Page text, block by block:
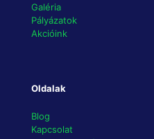
Galéria
Pályázatok
Akcióink
Oldalak
Blog
Kapcsolat